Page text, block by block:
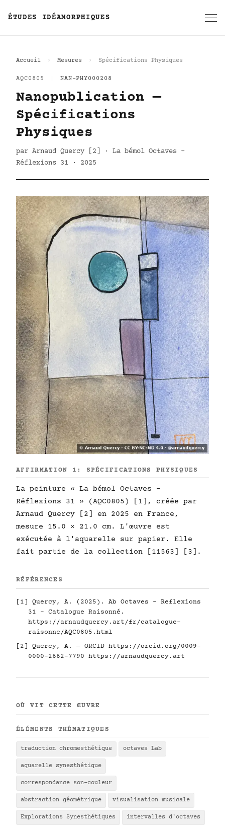
ÉTUDES IDÉAMORPHIQUES
Accueil Mesures Spécifications Physiques
AQC0805 NAN-PHY000208
Nanopublication —
Spécifications
Physiques
par Arnaud Quercy [2] · La bémol Octaves -
Réflexions 31 · 2025
AFFIRMATION 1: SPÉCIFICATIONS PHYSIQUES
La peinture « La bémol Octaves -
Réflexions 31 » (AQC0805) [1], créée par
Arnaud Quercy [2] en 2025 en France,
mesure 15.0 × 21.0 cm. L'œuvre est
exécutée à l'aquarelle sur papier. Elle
fait partie de la collection [11563] [3].
RÉFÉRENCES
[1] Quercy, A. (2025). Ab Octaves - Reflexions
31 - Catalogue Raisonné.
https://arnaudquercy.art/fr/catalogue-
raisonne/AQC0805.html
[2] Quercy, A. — ORCID https://orcid.org/0009-
0000-2662-7790
https://arnaudquercy.art
OÙ VIT CETTE ŒUVRE
ÉLÉMENTS THÉMATIQUES
traduction chromesthétique octaves Lab
aquarelle synesthétique
correspondance son-couleur
abstraction géométrique visualisation musicale
Explorations Synesthétiques intervalles d'octaves